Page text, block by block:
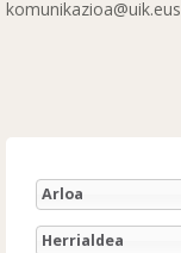
komunikazioa@uik.eus
Arloa
Herrialdea